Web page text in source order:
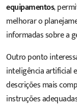
equipamentos,
melhorar o
informadas sobre a
Outro ponto
inteligência artificial
descrições mais
instruções